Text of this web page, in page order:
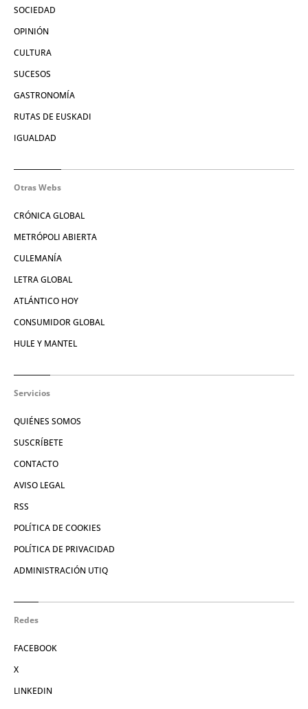
SOCIEDAD
OPINIÓN
CULTURA
SUCESOS
GASTRONOMÍA
RUTAS DE EUSKADI
IGUALDAD
Otras Webs
CRÓNICA GLOBAL
METRÓPOLI ABIERTA
CULEMANÍA
LETRA GLOBAL
ATLÁNTICO HOY
CONSUMIDOR GLOBAL
HULE Y MANTEL
Servicios
QUIÉNES SOMOS
SUSCRÍBETE
CONTACTO
AVISO LEGAL
RSS
POLÍTICA DE COOKIES
POLÍTICA DE PRIVACIDAD
ADMINISTRACIÓN UTIQ
Redes
FACEBOOK
X
LINKEDIN